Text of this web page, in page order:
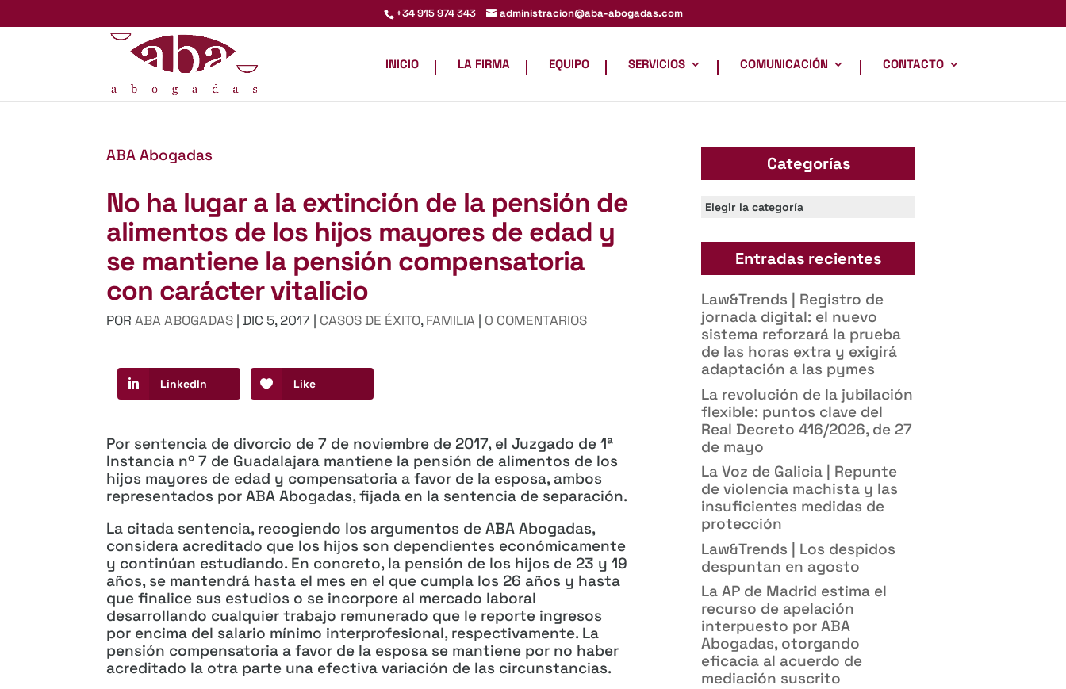
+34 915 974 343 administracion@aba-abogadas.com
INICIO LA FIRMA EQUIPO SERVICIOS COMUNICACIÓN CONTACTO
ABA Abogadas
No ha lugar a la extinción de la pensión de
alimentos de los hijos mayores de edad y
se mantiene la pensión compensatoria
con carácter vitalicio
PORABA ABOGADAS |DIC 5, 2017 | CASOS DE ÉXITO,FAMILIA | 0 COMENTARIOS
LinkedIn Like
Por sentencia de divorcio de 7 de noviembre de 2017, el Juzgado de 1ª
Instancia nº 7 de Guadalajara mantiene la pensión de alimentos de los
hijos mayores de edad y compensatoria a favor de la esposa, ambos
representados por ABA Abogadas, fijada en la sentencia de separación.
La citada sentencia, recogiendo los argumentos de ABA Abogadas,
considera acreditado que los hijos son dependientes económicamente
y continúan estudiando. En concreto, la pensión de los hijos de 23 y 19
años, se mantendrá hasta el mes en el que cumpla los 26 años y hasta
que finalice sus estudios o se incorpore al mercado laboral
desarrollando cualquier trabajo remunerado que le reporte ingresos
por encima del salario mínimo interprofesional, respectivamente. La
pensión compensatoria a favor de la esposa se mantiene por no haber
acreditado la otra parte una efectiva variación de las circunstancias.
Categorías
Categorías
Entradas recientes
Law&Trends | Registro de
jornada digital: el nuevo
sistema reforzará la prueba
de las horas extra y exigirá
adaptación a las pymes
La revolución de la jubilación
flexible: puntos clave del
Real Decreto 416/2026, de 27
de mayo
La Voz de Galicia | Repunte
de violencia machista y las
insuficientes medidas de
protección
Law&Trends | Los despidos
despuntan en agosto
La AP de Madrid estima el
recurso de apelación
interpuesto por ABA
Abogadas, otorgando
eficacia al acuerdo de
mediación suscrito